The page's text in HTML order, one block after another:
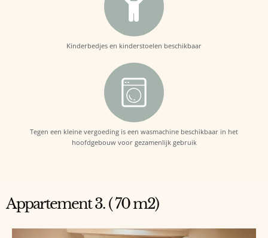
Kinderbedjes en kinderstoelen beschikbaar
Tegen een kleine vergoeding is een wasmachine beschikbaar in het
hoofdgebouw voor gezamenlijk gebruik
Appartement 3. ( 70 m2)